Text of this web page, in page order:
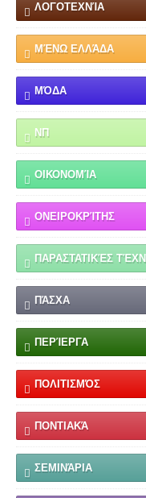
ΛΟΓΟΤΕΧΝΊΑ
ΜΈΝΩ ΕΛΛΆΔΑ
ΜΌΔΑ
ΝΠ
ΟΙΚΟΝΟΜΊΑ
ΟΝΕΙΡΟΚΡΊΤΗΣ
ΠΑΡΑΣΤΑΤΙΚΈΣ
ΠΆΣΧΑ
ΠΕΡΊΕΡΓΑ
ΠΟΛΙΤΙΣΜΌΣ
ΠΟΝΤΙΑΚΆ
ΣΕΜΙΝΆΡΙΑ